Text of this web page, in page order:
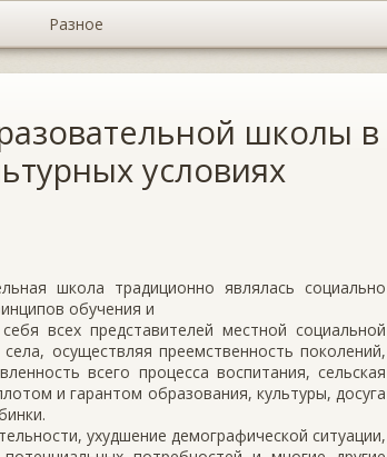
Разное
школы в
условиях
школа традиционно являлась социально
обучения и
всех представителей местной социальной
осуществляя преемственность поколений,
всего процесса воспитания, сельская
и гарантом образования, культуры, досуга
ухудшение демографической ситуации,